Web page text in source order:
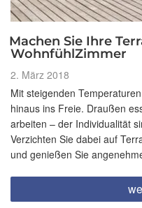
Machen Sie Ihre
WohnfühlZimmer
Veröffentlicht
am
2. März 2018
Mit steigenden
hinaus ins Freie. Draußen
arbeiten – der Individualität
Verzichten Sie dabei auf
und genießen Sie